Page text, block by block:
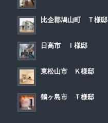
比企郡鳩山町 Ｔ様邸
日高市 Ｉ様邸
東松山市 Ｋ様邸
鶴ヶ島市 Ｔ様邸